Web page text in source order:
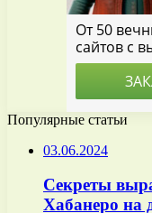
Популярные статьи
03.06.2024
Секреты
Хабанеро на